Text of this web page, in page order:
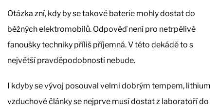
Otázka zní, kdy by se takové baterie mohly dostat do
běžných elektromobilů. Odpověď není pro netrpělivé
fanoušky techniky příliš příjemná. V této dekádě to s
největší pravděpodobností nebude.
I kdyby se vývoj posouval velmi dobrým tempem, lithium
vzduchové články se nejprve musí dostat z laboratoří do